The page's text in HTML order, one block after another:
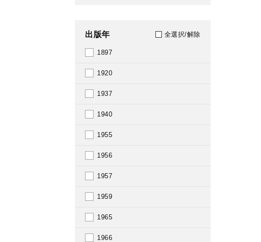
出版年 全選択/解除
1897
1920
1937
1940
1955
1956
1957
1959
1965
1966